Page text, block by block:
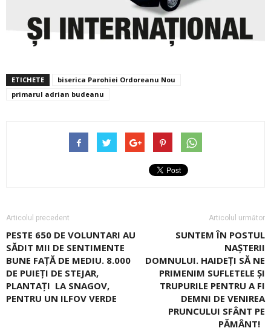
ETICHETE
biserica Parohiei Ordoreanu Nou
primarul adrian budeanu
Articolul precedent
PESTE 650 DE VOLUNTARI AU
SĂDIT MII DE SENTIMENTE
BUNE FAȚĂ DE MEDIU. 8.000
DE PUIEŢI DE STEJAR,
PLANTAŢI LA SNAGOV,
PENTRU UN ILFOV VERDE
Articolul următor
SUNTEM ÎN POSTUL
NAȘTERII
DOMNULUI. HAIDEȚI SĂ NE
PRIMENIM SUFLETELE ȘI
TRUPURILE PENTRU A FI
DEMNI DE VENIREA
PRUNCULUI SFÂNT PE
PĂMÂNT!